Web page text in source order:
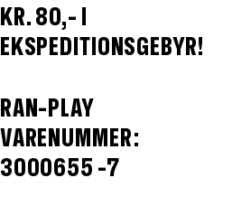
KR. 80,- I
EKSPEDITIONSGEBYR!
RAN-PLAY
VARENUMMER:
3000655 -7